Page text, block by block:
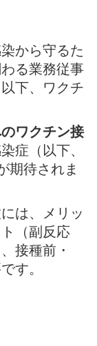
から守るた
る業務従事
下、ワクチ
ワクチン接
症（以下、
期待されま
は、メリッ
（副反応
接種前・
す。